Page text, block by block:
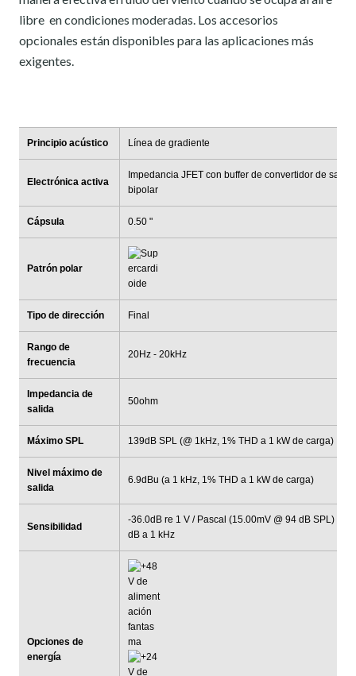
libre encondiciones moderadas. Los accesorios
opcionales están disponibles para las aplicaciones más
exigentes.
Principio acústico Línea de gradiente
Electrónica activa
Impedancia JFET con buffer de convertidor de salida
bipolar
Cápsula 0.50 "
Patrón polar
Tipo de dirección Final
Rango de
frecuencia
20Hz - 20kHz
Impedancia de
salida
50ohm
Máximo SPL 139dB SPL (@ 1kHz, 1% THD a 1 kW de carga)
Nivel máximo de
salida
6.9dBu (a 1 kHz, 1% THD a 1 kW de carga)
Sensibilidad
-36.0dB re 1 V / Pascal (15.00mV @ 94 dB SPL) + / -
dB a 1 kHz
Opciones de
energía